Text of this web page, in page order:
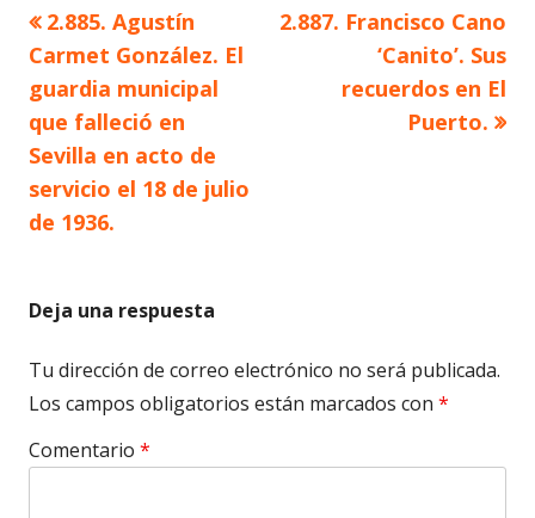
Navegación
de
entradas
Artículo
anterior
2.885. Agustín
Carmet González. El
guardia municipal
que falleció en
Sevilla en acto de
servicio el 18 de julio
de 1936.
Artículo
siguiente
2.887. Francisco Cano
‘Canito’. Sus
recuerdos en El
Puerto.
Deja una respuesta
Tu dirección de correo electrónico no será publicada.
Los campos obligatorios están marcados con *
Comentario *